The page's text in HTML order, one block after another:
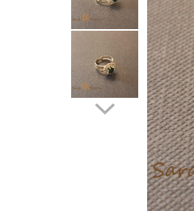
Bijuterii din argint placate cu aur